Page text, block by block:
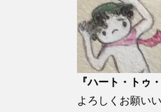
『ハート・トゥ
よろしくお願い